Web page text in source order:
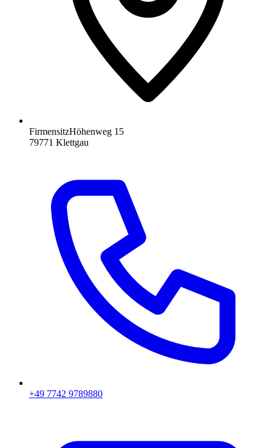
FirmensitzHöhenweg 15
79771 Klettgau
+49 7742 9789880